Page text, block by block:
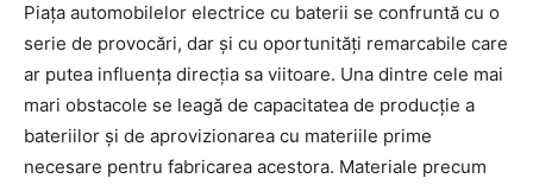
Piața automobilelor electrice cu baterii se confruntă cu o
serie de provocări, dar și cu oportunități remarcabile care
ar putea influența direcția sa viitoare. Una dintre cele mai
mari obstacole se leagă de capacitatea de producție a
bateriilor și de aprovizionarea cu materiile prime
necesare pentru fabricarea acestora. Materiale precum